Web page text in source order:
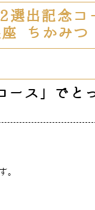
選出記念
ちかみ
ース」で
。